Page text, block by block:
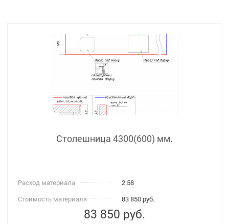
Столешница 4300(600) мм.
Расход материала 2.58
Стоимость материала 83 850 руб.
83 850 руб.